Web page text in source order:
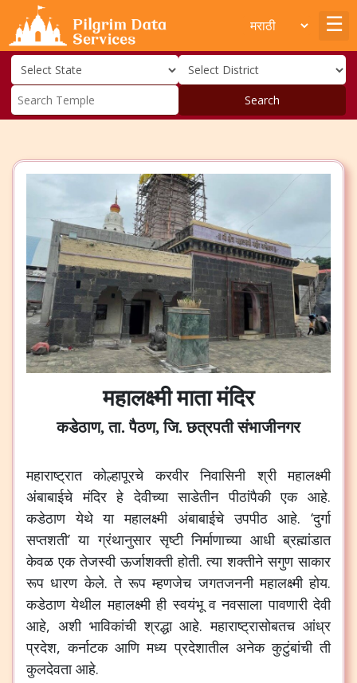
Search
महालक्ष्मी माता मंदिर
कडेठाण, ता. पैठण, जि. छत्रपती संभाजीनगर
महाराष्ट्रात कोल्हापूरचे करवीर निवासिनी श्री
महालक्ष्मी
अंबाबाईचे मंदिर हे देवीच्या साडेतीन पीठांपैकी एक आहे.
कडेठाण येथे या महालक्ष्मी अंबाबाईचे उपपीठ आहे. ‘दुर्गा
सप्तशती’या ग्रंथानुसार सृष्टी निर्माणाच्या आधी ब्रह्मांडात
केवळ एक तेजस्वी ऊर्जाशक्ती होती.त्या शक्तीने सगुण साकार
रूप धारण केले.ते रूप म्हणजेच जगतजननी महालक्ष्मी होय.
कडेठाण येथील महालक्ष्मी ही स्वयंभू व नवसाला पावणारी देवी
आहे, अशी भाविकांची श्रद्धा आहे.महाराष्ट्रासोबतच आंध्र
प्रदेश,कर्नाटक आणि मध्य प्रदेशातील अनेक कुटुंबांची ती
कुलदेवता आहे.